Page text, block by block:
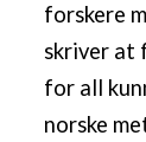
forskere
skriver at
for all
norske